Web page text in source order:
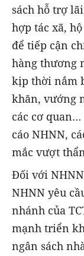
sách hỗ trợ
hợp tác xã,
để tiếp cận
hàng thương
kịp thời nắm
khăn, vướng
các cơ
cáo NHNN,
mắc vượt
Đối với
NHNN yêu
nhánh của
mạnh triển
ngân sách